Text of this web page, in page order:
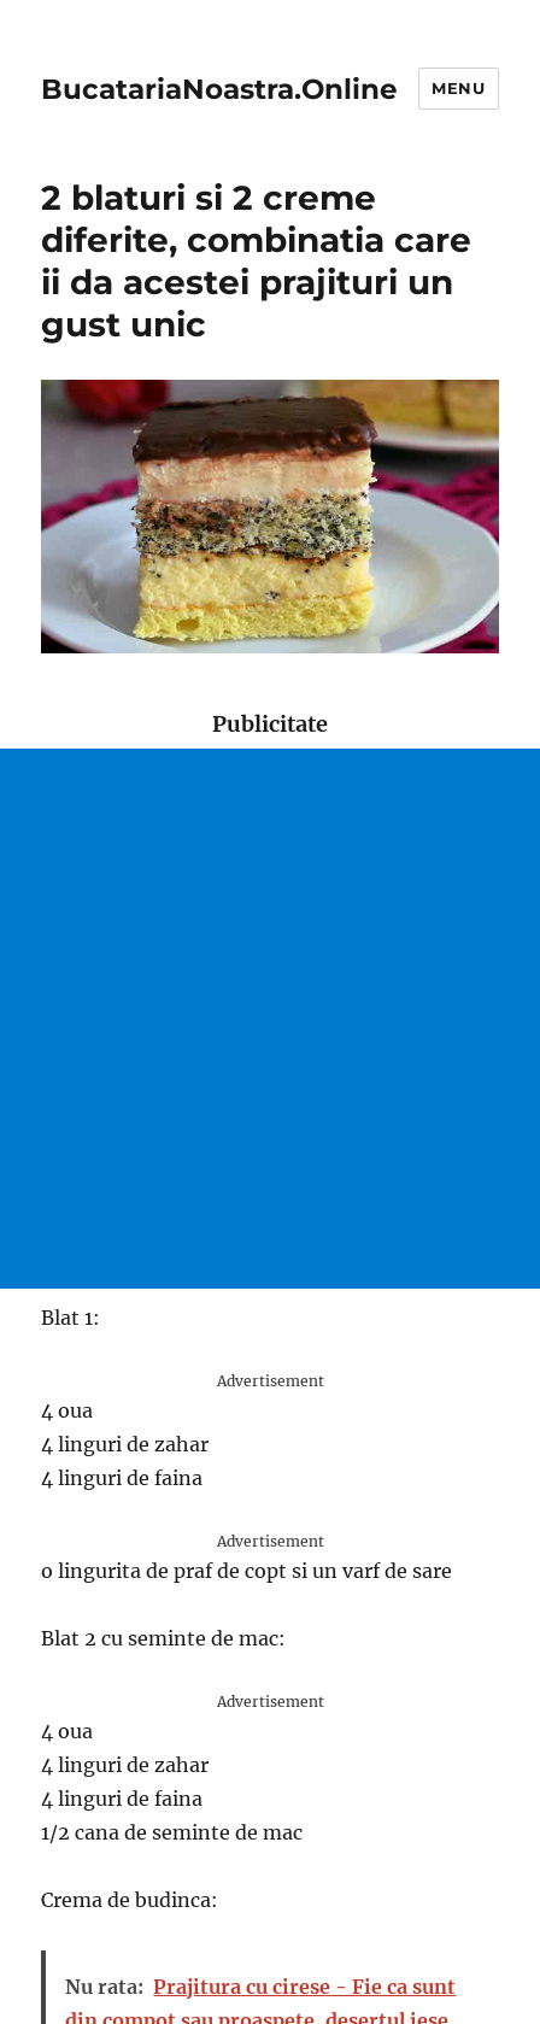
BucatariaNoastra.Online MENU
2 blaturi si 2 creme
diferite, combinatia care
ii da acestei prajituri un
gust unic
Publicitate
Blat 1:
Advertisement
4 oua
4 linguri de zahar
4 linguri de faina
Advertisement
o lingurita de praf de copt si un varf de sare
Blat 2 cu seminte de mac:
Advertisement
4 oua
4 linguri de zahar
4 linguri de faina
1/2 cana de seminte de mac
Crema de budinca:
Nu rata: Prajitura cu cirese - Fie ca sunt